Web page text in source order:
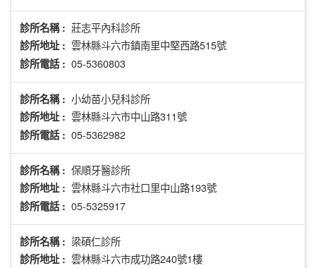
診所名稱 : 莊志平內科診所
診所地址 : 雲林縣斗六市鎮南里中堅西路515號
診所電話 : 05-5360803
診所名稱 : 小幼苗小兒科診所
診所地址 : 雲林縣斗六市中山路311號
診所電話 : 05-5362982
診所名稱 : 保順牙醫診所
診所地址 : 雲林縣斗六市社口里中山路193號
診所電話 : 05-5325917
診所名稱 : 梁碩仁診所
診所地址 : 雲林縣斗六市成功路240號1樓